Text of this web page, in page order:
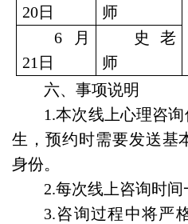
20日
师
6月
21日
史老
师
六、事项说明
1.本次线上心理咨
生，预约时需要发送基
身份。
2.每次线上咨询时间
3.咨询过程中将严